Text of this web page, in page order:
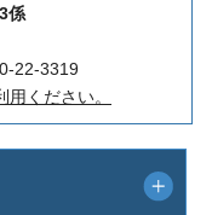
係
22-3319
ください。